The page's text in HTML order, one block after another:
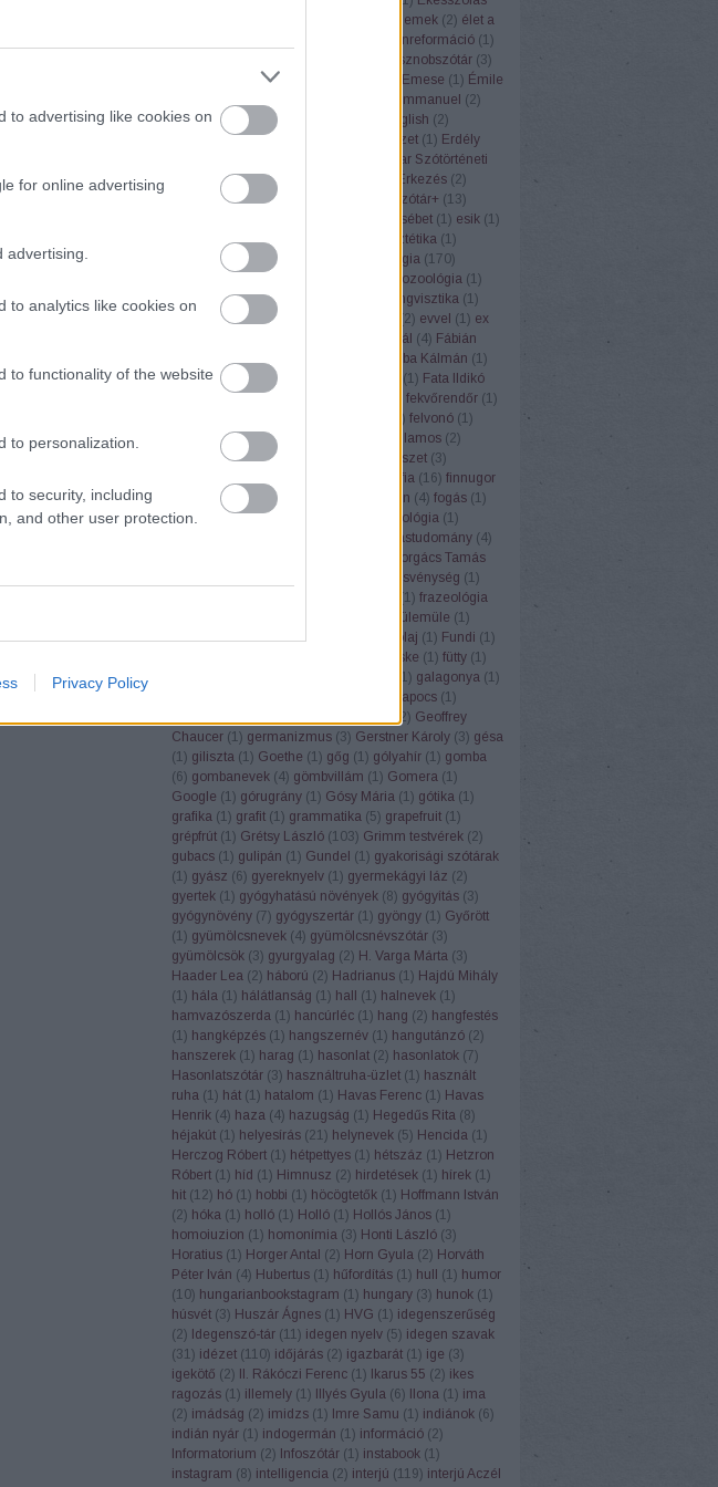
to advertising like cookies on
for online advertising
to analytics like cookies on
to functionality of the website
to personalization.
to security, including
and other user protection.
Privacy Policy
elemek (2) élet a
ellenreformáció (1 )
Első magyar sznobszótár (3)
elválasztás Emese (1 ) Émile
Emmanuel (2)
enantioszémia
3) english (2)
entozoológia (1) építészet (1 ) Erdély
Erdélyi Magyar Szótörténeti
eredettörténet Érkezés (2)
(3) erőfeszítés Értelmező szótár+ (13)
Erzsébet (1 ) esik (1 )
esztétika (1 )
( étel 5 etimológia (170)
etnozoológia (1 )
eufemizmus eurolingvisztika (1 )
(3 Európai Unió (2) evvel (1 ) ex
Fábián Pál (4) Fábián
Faluba Kálmán (1 )
farkaskutya
1 Farkas Edit (1 ) Fata Ildikó
(1) fehér gólya fekvőrendőr (1 )
) felvonó (1 )
feminizmus ( fene fényvillamos (2)
Ferenc pápa
férfi festészet (3)
filozófia (16) finnugor
finnugrisztika főbűn (4) fogás (1 )
földikutya (1) folklór fonológia (1 )
fordítástudomány (4)
Forgács Tamás
fösvénység (1 )
(1 ) frazeológia
fülemüle (1 )
fülolaj (1 ) Fundi (1 )
füsti fecske (1 ) fütty (1 )
1 ) galagonya (1 )
gemkapocs (1 )
2) Geoffrey
Chaucer (1 ) germanizmus (3) Gerstner Károly (3) gésa
(1 ) giliszta (1 ) Goethe (1 ) gőg (1 ) gólyahír (1 ) gomba
(6) gombanevek (4) gömbvillám (1 ) Gomera (1 )
Google (1 ) górugrány (1 ) Gósy Mária (1 ) gótika (1 )
grafika (1 ) grafit (1 ) grammatika (5) grapefruit (1 )
grépfrút (1 ) Grétsy László (103) Grimm testvérek (2)
gubacs (1 ) gulipán (1 ) Gundel (1 ) gyakorisági szótárak
(1 ) gyász (6) gyereknyelv (1 ) gyermekágyi láz (2)
gyertek (1 ) gyógyhatású növények (8) gyógyítás (3)
gyógynövény (7) gyógyszertár (1 ) gyöngy (1 ) Győrött
(1 ) gyümölcsnevek (4) gyümölcsnévszótár (3)
gyümölcsök (3) gyurgyalag (2) H. Varga Márta (3)
Haader Lea (2) háború (2) Hadrianus (1 ) Hajdú Mihály
(1 ) hála (1 ) hálátlanság (1 ) hall (1 ) halnevek (1 )
hamvazószerda (1 ) hancúrléc (1 ) hang (2) hangfestés
(1 ) hangképzés (1 ) hangszernév (1 ) hangutánzó (2)
hanszerek (1 ) harag (1 ) hasonlat (2) hasonlatok (7)
Hasonlatszótár (3) használtruha-üzlet (1 ) használt
ruha (1 ) hát (1 ) hatalom (1 ) Havas Ferenc (1 ) Havas
Henrik (4) haza (4) hazugság (1 ) Hegedűs Rita (8)
héjakút (1 ) helyesírás (21 ) helynevek (5) Hencida (1 )
Herczog Róbert (1 ) hétpettyes (1 ) hétszáz (1 ) Hetzron
Róbert (1 ) híd (1 ) Himnusz (2) hirdetések (1 ) hírek (1 )
hit (12) hó (1 ) hobbi (1 ) höcögtetők (1 ) Hoffmann István
(2) hóka (1 ) holló (1 ) Holló (1 ) Hollós János (1 )
homoiuzion (1 ) homonímia (3) Honti László (3)
Horatius (1 ) Horger Antal (2) Horn Gyula (2) Horváth
Péter Iván (4) Hubertus (1 ) hűfordítás (1 ) hull (1 ) humor
(10) hungarianbookstagram (1 ) hungary (3) hunok (1 )
húsvét (3) Huszár Ágnes (1 ) HVG (1 ) idegenszerűség
(2) Idegenszó-tár (11 ) idegen nyelv (5) idegen szavak
(31 ) idézet (110) időjárás (2) igazbarát (1 ) ige (3)
igekötő (2) II. Rákóczi Ferenc (1 ) Ikarus 55 (2) ikes
ragozás (1 ) illemely (1 ) Illyés Gyula (6) Ilona (1 ) ima
(2) imádság (2) imidzs (1 ) Imre Samu (1 ) indiánok (6)
indián nyár (1 ) indogermán (1 ) információ (2)
Informatorium (2) Infoszótár (1 ) instabook (1 )
instagram (8) intelligencia (2) interjú (119) interjú Aczél